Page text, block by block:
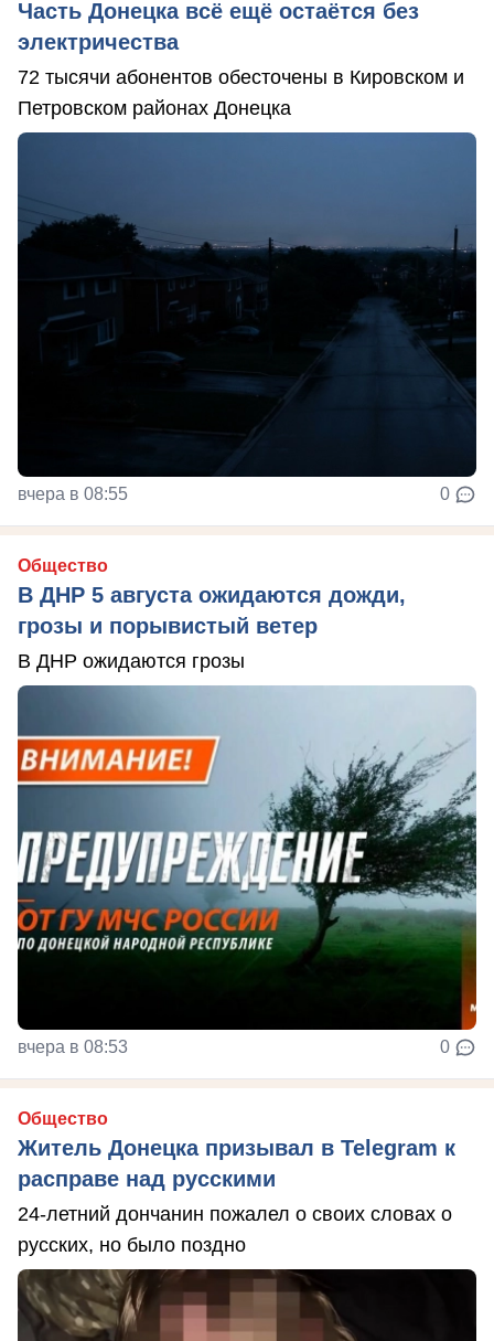
Часть Донецка всё ещё остаётся без
электричества
72 тысячи абонентов обесточены в Кировском и
Петровском районах Донецка
вчера в 08:55 0
Общество
В ДНР 5 августа ожидаются дожди,
грозы и порывистый ветер
В ДНР ожидаются грозы
вчера в 08:53 0
Общество
Житель Донецка призывал в Telegram к
расправе над русскими
24-летний дончанин пожалел о своих словах о
русских, но было поздно